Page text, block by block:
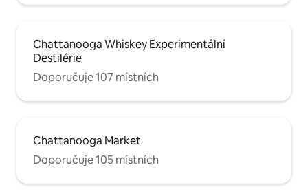
Chattanooga Whiskey Experimentální
Destilérie
Doporučuje 107 místních
Chattanooga Market
Doporučuje 105 místních